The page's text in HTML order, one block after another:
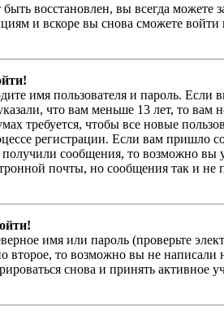
восстановлен, вы всегда можете
и вскоре вы снова сможете войти
имя пользователя и пароль.
что вам меньше 13 лет, то вам
требуется, чтобы все новые
регистрации. Если вам пришло
сообщения, то возможно вы
почты, но сообщения так и
имя или пароль (проверьте
второе, то возможно вы не
снова и принять активное